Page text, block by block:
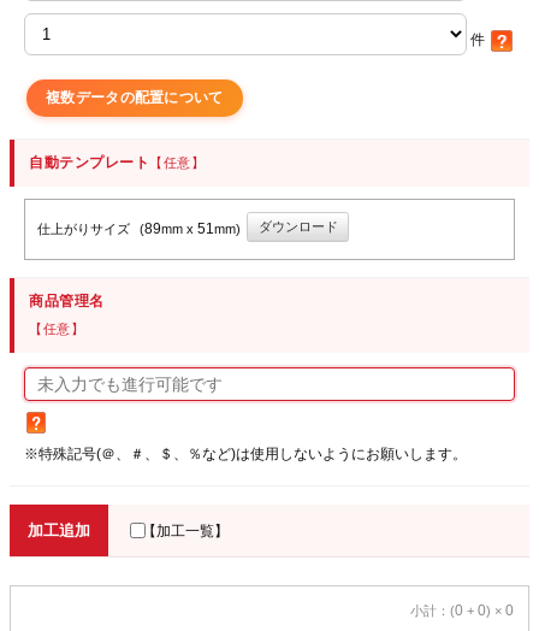
件
複数データの配置について
自動テンプレート 【任意】
仕上がりサイズ (89mm x 51mm) ダウンロード
商品管理名
【任意】
※特殊記号(＠、＃、＄、％など)は使用しないようにお願いします。
加工追加 【加工一覧】
小計：(0 + 0) × 0